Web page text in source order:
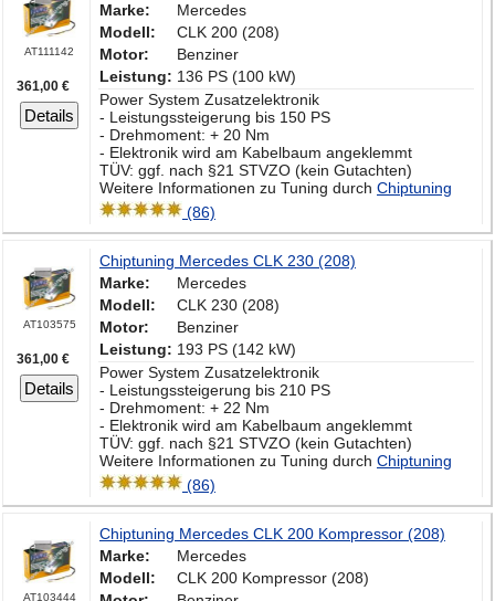
AT111142
361,00 €
Details
Marke:
Mercedes
Modell:
CLK 200 (208)
Motor:
Benziner
Leistung: 136 PS (100 kW)
Power System Zusatzelektronik
- Leistungssteigerung bis 150 PS
- Drehmoment: + 20 Nm
- Elektronik wird am Kabelbaum angeklemmt
TÜV: ggf. nach §21 STVZO (kein Gutachten)
Weitere Informationen zu Tuning durch Chiptuning
(86)
AT103575
361,00 €
Details
Chiptuning Mercedes CLK 230 (208)
Marke:
Mercedes
Modell:
CLK 230 (208)
Motor:
Benziner
Leistung: 193 PS (142 kW)
Power System Zusatzelektronik
- Leistungssteigerung bis 210 PS
- Drehmoment: + 22 Nm
- Elektronik wird am Kabelbaum angeklemmt
TÜV: ggf. nach §21 STVZO (kein Gutachten)
Weitere Informationen zu Tuning durch Chiptuning
(86)
AT103444
Chiptuning Mercedes CLK 200 Kompressor (208)
Marke:
Mercedes
Modell:
CLK 200 Kompressor (208)